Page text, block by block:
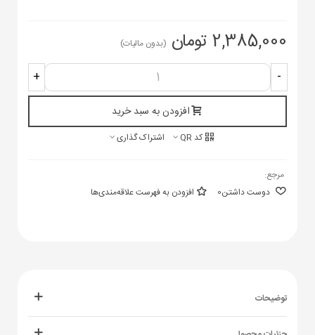
2,385,000 تومان (بدون مالیات)
-
+
افزودن به سبد خرید
کد QR اشتراک گذاری
مرجع:
دوست داشتن0 افزودن به فهرست علاقه‌مندی‌ها
توضیحات